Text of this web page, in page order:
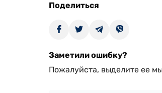
Поделиться
Заметили ошибку?
Пожалуйста, выделите ее